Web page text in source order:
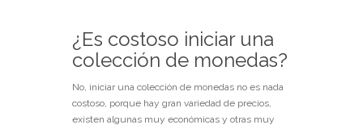
¿Es costoso iniciar una
colección de monedas?
No, iniciar una colección de monedas no es nada
costoso, porque hay gran variedad de precios,
existen algunas muy económicas y otras muy